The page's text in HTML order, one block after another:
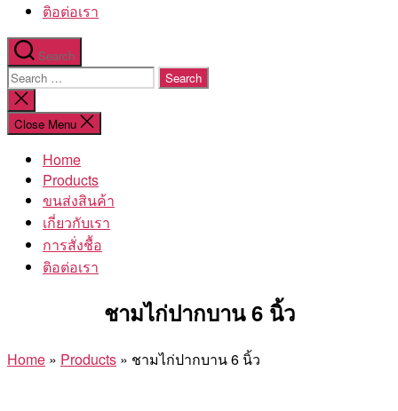
ติอต่อเรา
Search
Search
for:
Close
search
Close Menu
Home
Products
ขนส่งสินค้า
เกี่ยวกับเรา
การสั่งชื้อ
ติอต่อเรา
ชามไก่ปากบาน 6 นิ้ว
Home » Products » ชามไก่ปากบาน 6 นิ้ว